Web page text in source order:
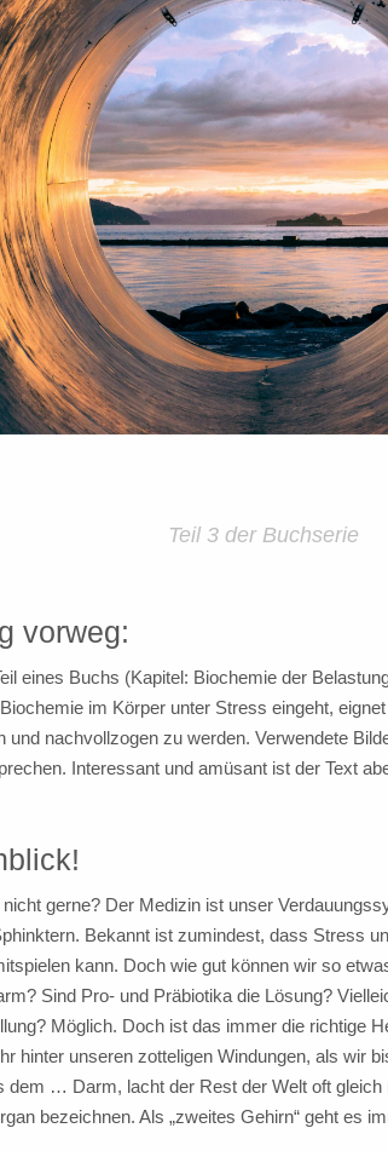
Teil 3 der Buchserie
vorweg:
eines Buchs (Kapitel: Biochemie der
im Körper unter Stress eingeht,
und nachvollzogen zu werden. Verwendete
Interessant und amüsant ist der Text
gerne? Der Medizin ist unser
Bekannt ist zumindest, dass Stress
kann. Doch wie gut können wir so
Sind Pro- und Präbiotika die Lösung?
Möglich. Doch ist das immer die richtige
hinter unseren zotteligen Windungen, als wir
dem … Darm, lacht der Rest der Welt oft
bezeichnen. Als „zweites Gehirn“ geht es